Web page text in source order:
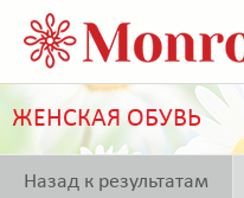
ЖЕНСКАЯ ОБУВЬ
Назад к результатам